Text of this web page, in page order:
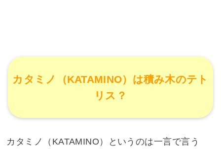
カタミノ（KATAMINO）は積み木のテト
リス？
カタミノ（KATAMINO）というのは一言で言う